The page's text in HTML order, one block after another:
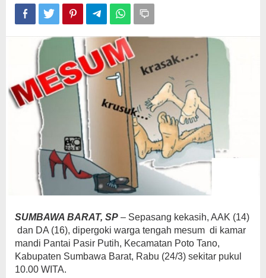
SUMBAWA BARAT, SP – Sepasang kekasih, AAK (14)
dan DA (16), dipergoki warga tengah mesum di kamar
mandi Pantai Pasir Putih, Kecamatan Poto Tano,
Kabupaten Sumbawa Barat, Rabu (24/3) sekitar pukul
10.00 WITA.